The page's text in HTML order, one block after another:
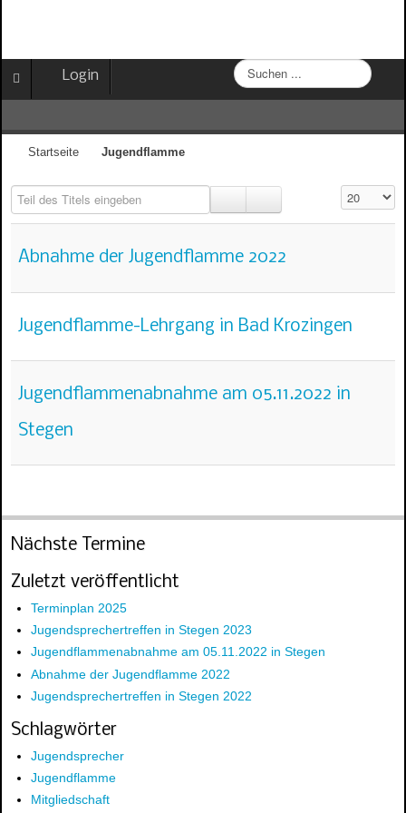
Login
S
u
c
.
Startseite Jugendflamme
Teil des Titels eingeben Anzeige #
Abnahme der Jugendflamme 2022
Jugendflamme-Lehrgang in Bad Krozingen
Jugendflammenabnahme am 05.11.2022 in
Stegen
Nächste Termine
Zuletzt veröffentlicht
Terminplan 2025
Jugendsprechertreffen in Stegen 2023
Jugendflammenabnahme am 05.11.2022 in Stegen
Abnahme der Jugendflamme 2022
Jugendsprechertreffen in Stegen 2022
Schlagwörter
Jugendsprecher
Jugendflamme
Mitgliedschaft